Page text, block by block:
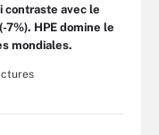
contraste avec le
HPE domine le
mondiales.